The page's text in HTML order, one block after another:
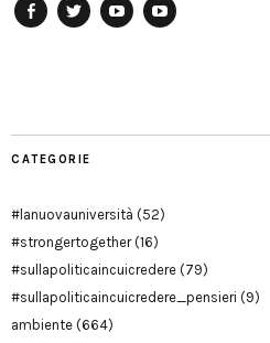
CATEGORIE
#lanuovauniversità (52)
#strongertogether(16)
#sullapoliticaincuicredere (79)
#sullapoliticaincuicredere_pensieri (9)
ambiente (664)